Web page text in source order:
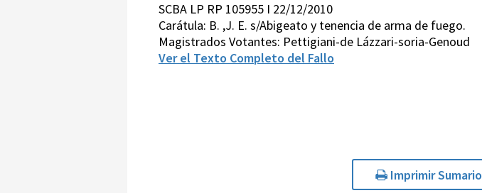
SCBA LP RP 105955 I 22/12/2010
Carátula: B. ,J. E. s/Abigeato y tenencia de arma de fuego.
Magistrados Votantes: Pettigiani-de Lázzari-soria-Genoud
Ver el Texto Completo del Fallo
Imprimir Sumario